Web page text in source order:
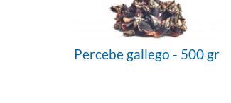
Percebe gallego - 500 gr